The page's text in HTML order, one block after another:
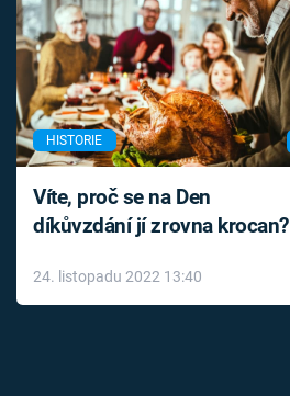
HISTORIE
Víte, proč se na Den
díkůvzdání jí zrovna krocan?
24. listopadu 2022 13:40